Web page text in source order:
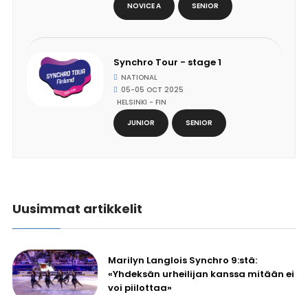
NOVICE A SENIOR
Synchro Tour - stage 1
NATIONAL
05-05 OCT 2025
HELSINKI - FIN
JUNIOR
SENIOR
Uusimmat artikkelit
Marilyn Langlois Synchro 9:stä:
«Yhdeksän urheilijan kanssa mitään ei
voi piilottaa»